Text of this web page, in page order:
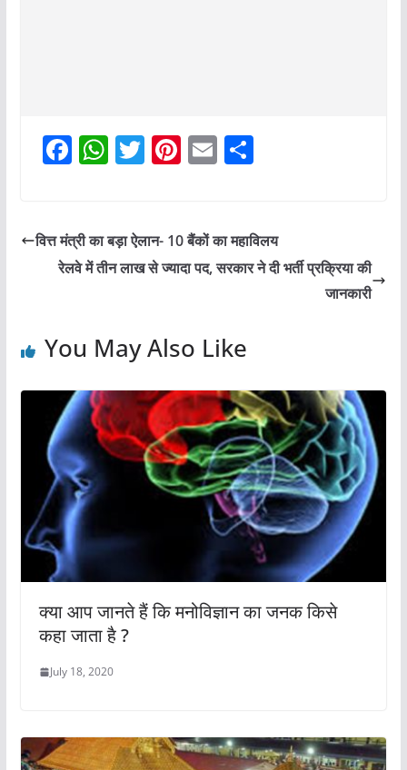
F
e
b
k
W
s
A
T
er
Pi
e
st
E
l
S
e
वित्त मंत्री का बड़ा ऐलान- 10 बैंकों का महाविलय
रेलवे में तीन लाख से ज्यादा पद, सरकार ने दी भर्ती प्रक्रिया की
जानकारी
You May Also Like
क्या आप जानते हैं कि मनोविज्ञान का जनक किसे
कहा जाता है ?
July 18, 2020